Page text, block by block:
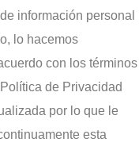
información personal
lo hacemos
con los términos
de Privacidad
por lo que le
esta